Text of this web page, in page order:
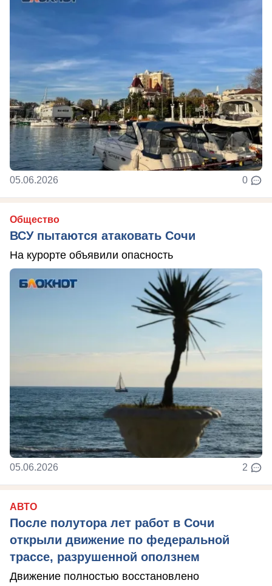
05.06.2026 0
Общество
ВСУ пытаются атаковать Сочи
На курорте объявили опасность
05.06.2026 2
АВТО
После полутора лет работ в Сочи
открыли движение по федеральной
трассе, разрушенной оползнем
Движение полностью восстановлено